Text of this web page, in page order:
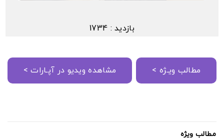
بازدید : 1734
مطالب ویـژه > مشاهده ویدیو در آپـارات >
مطالب ویژه